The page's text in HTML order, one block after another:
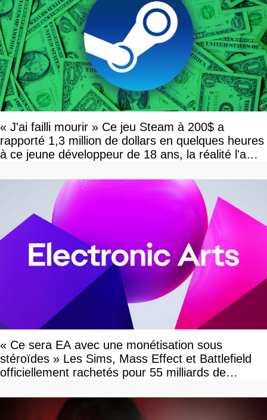
« J'ai failli mourir » Ce jeu Steam à 200$ a
rapporté 1,3 million de dollars en quelques heures
à ce jeune développeur de 18 ans, la réalité l'a
« Ce sera EA avec une monétisation sous
stéroïdes » Les Sims, Mass Effect et Battlefield
officiellement rachetés pour 55 milliards de